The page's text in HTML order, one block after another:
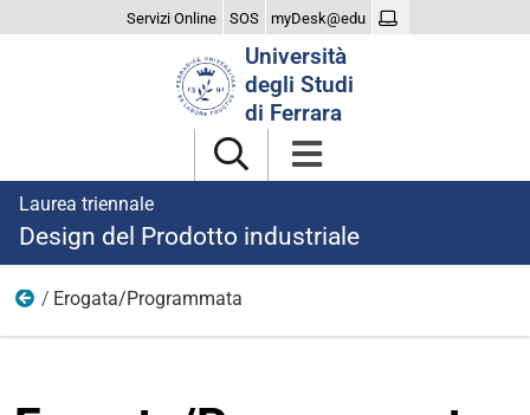
Servizi Online SOS myDesk@edu
Università
degli Studi
di Ferrara
Laurea triennale
Design del Prodotto industriale
Programmi, insegnamenti e docenti
Erogata/Programmata